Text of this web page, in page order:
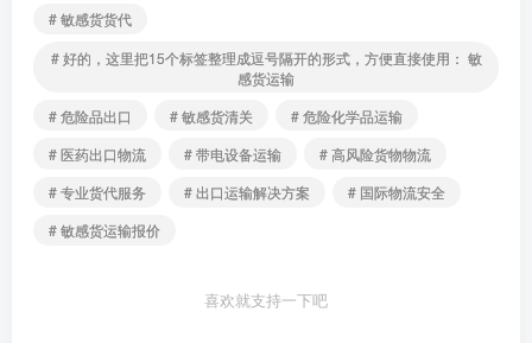
# 敏感货货代
# 好的，这里把15个标签整理成逗号隔开的形式，方便直接使用： 敏
感货运输
# 危险品出口
# 敏感货清关
# 危险化学品运输
# 医药出口物流
# 带电设备运输
# 高风险货物物流
# 专业货代服务
# 出口运输解决方案
# 国际物流安全
# 敏感货运输报价
喜欢就支持一下吧